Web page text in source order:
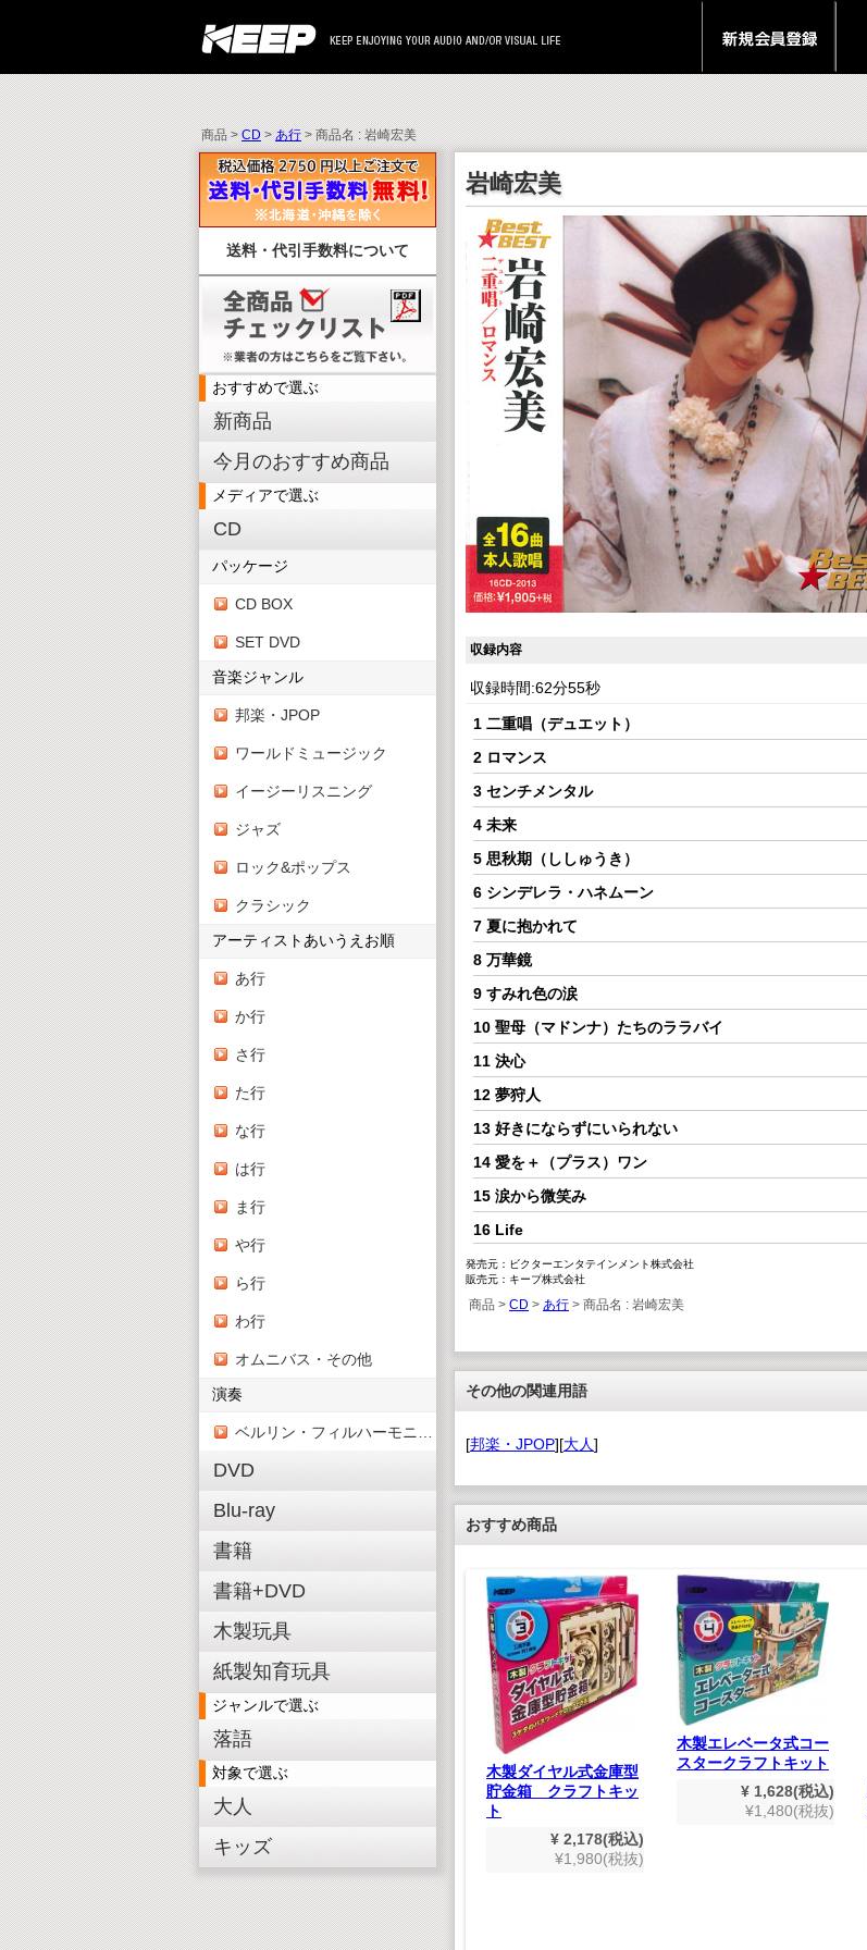
商品 >CD>あ行> 商品名 : 岩崎宏美
送料・代引手数料について
おすすめで選ぶ
新商品
今月のおすすめ商品
メディアで選ぶ
CD
パッケージ
CD BOX
SET DVD
音楽ジャンル
邦楽・JPOP
ワールドミュージック
イージーリスニング
ジャズ
ロック&ポップス
クラシック
アーティストあいうえお順
あ行
か行
さ行
た行
な行
は行
ま行
や行
ら行
わ行
オムニバス・その他
演奏
DVD
Blu-ray
書籍
書籍+DVD
木製玩具
紙製知育玩具
ジャンルで選ぶ
落語
対象で選ぶ
大人
キッズ
岩崎宏美
収録内容
収録時間:62分55秒
1 二重唱（デュエット）
2 ロマンス
3 センチメンタル
4 未来
5 思秋期（ししゅうき）
6 シンデレラ・ハネムーン
7 夏に抱かれて
8 万華鏡
9 すみれ色の涙
10 聖母（マドンナ）たちのララバイ
11 決心
12 夢狩人
13 好きにならずにいられない
14 愛を＋（プラス）ワン
15 涙から微笑み
16 Life
発売元：ビクターエンタテインメント株式会社
販売元：キープ株式会社
商品 > CD > あ行 > 商品名 : 岩崎宏美
その他の関連用語
[邦楽・JPOP][大人]
おすすめ商品
SONGS
の唄
税込)
税抜)
懐かしいどうよう(デ
ジタルリマスター版）
¥ 1,980(税込)
¥1,800(税抜)
¥ 1,980(税込)
¥1,800(税抜)
木製ダイヤル式金庫型
貯金箱 クラフトキッ
ト
¥ 2,178(税込)
¥1,980(税抜)
木製エレベータ式コー
スタークラフトキット
¥ 1,628(税込)
¥1,480(税抜)